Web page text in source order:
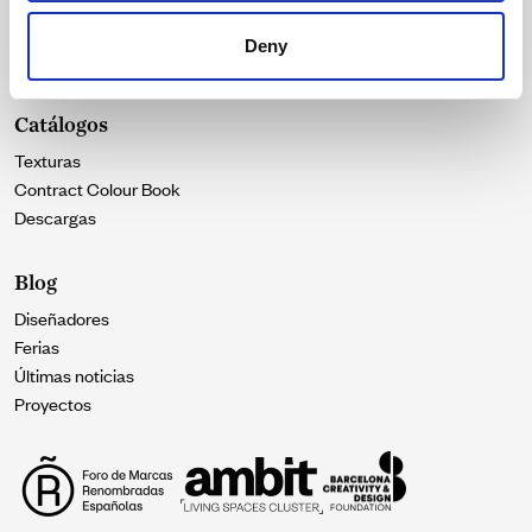
Deny
Catálogos
Texturas
Contract Colour Book
Descargas
Blog
Diseñadores
Ferias
Últimas noticias
Proyectos